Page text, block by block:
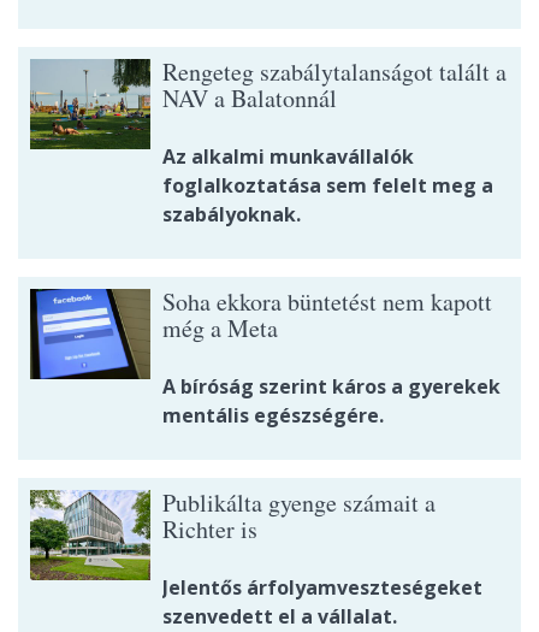
Rengeteg szabálytalanságot talált a
NAV a Balatonnál
Az alkalmi munkavállalók
foglalkoztatása sem felelt meg a
szabályoknak.
Soha ekkora büntetést nem kapott
még a Meta
A bíróság szerint káros a gyerekek
mentális egészségére.
Publikálta gyenge számait a
Richter is
Jelentős árfolyamveszteségeket
szenvedett el a vállalat.